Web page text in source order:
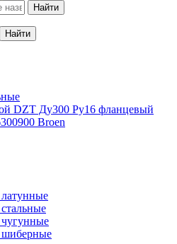
Найти
Найти
DZT Ду300 Ру16 фланцевый
Broen